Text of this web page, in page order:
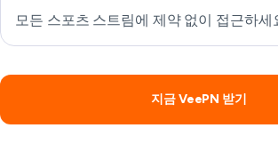
모든 스포츠 스트림에 제약 없이 접근하세
지금 VeePN 받기